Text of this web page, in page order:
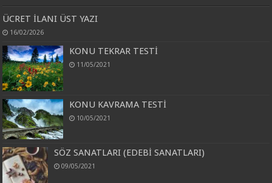
ÜCRET İLANI ÜST YAZI
16/02/2026
KONU TEKRAR TESTİ
11/05/2021
KONU KAVRAMA TESTİ
10/05/2021
SÖZ SANATLARI (EDEBİ SANATLARI)
09/05/2021